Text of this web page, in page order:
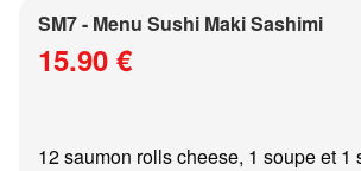
SM7 - Menu Sushi Maki Sashimi
15.90 €
12 saumon rolls cheese, 1 soupe et 1